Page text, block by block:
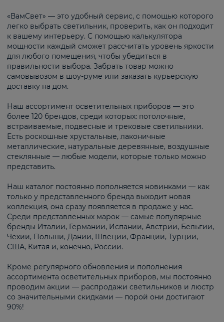
«ВамСвет» — это удобный сервис, с помощью которого
легко выбрать светильник, проверить, как он подходит
к вашему интерьеру. С помощью калькулятора
мощности каждый сможет рассчитать уровень яркости
для любого помещения, чтобы убедиться в
правильности выбора. Забрать товар можно
самовывозом в шоу-руме или заказать курьерскую
доставку на дом.
Наш ассортимент осветительных приборов — это
более 120 брендов, среди которых: потолочные,
встраиваемые, подвесные и трековые светильники.
Есть роскошные хрустальные, лаконичные
металлические, натуральные деревянные, воздушные
стеклянные — любые модели, которые только можно
представить.
Наш каталог постоянно пополняется новинками — как
только у представленного бренда выходит новая
коллекция, она сразу появляется в продаже у нас.
Среди представленных марок — самые популярные
бренды Италии, Германии, Испании, Австрии, Бельгии,
Чехии, Польши, Дании, Швеции, Франции, Турции,
США, Китая и, конечно, России.
Кроме регулярного обновления и пополнения
ассортимента осветительных приборов, мы постоянно
проводим акции — распродажи светильников и люстр
со значительными скидками — порой они достигают
90%!